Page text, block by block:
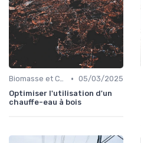
Biomasse et Chauffage Écologique • 05/03/2025
Optimiser l'utilisation d'un
chauffe-eau à bois